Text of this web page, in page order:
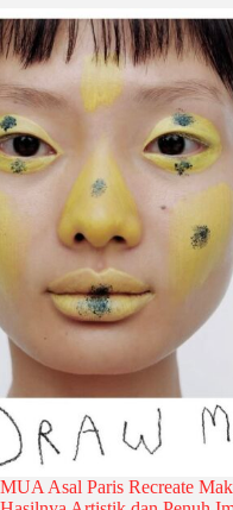
MUA Asal Paris Recreate